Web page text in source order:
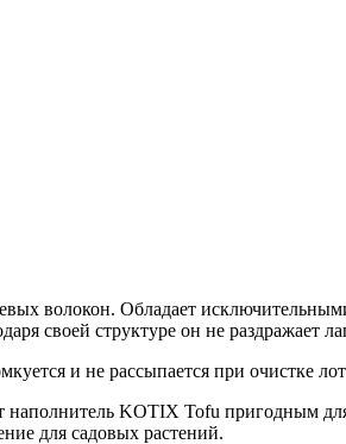
волокон. Обладает
своей структуре он не
и не рассыпается при очистке
наполнитель KOTIX Tofu пригодным
для садовых растений.